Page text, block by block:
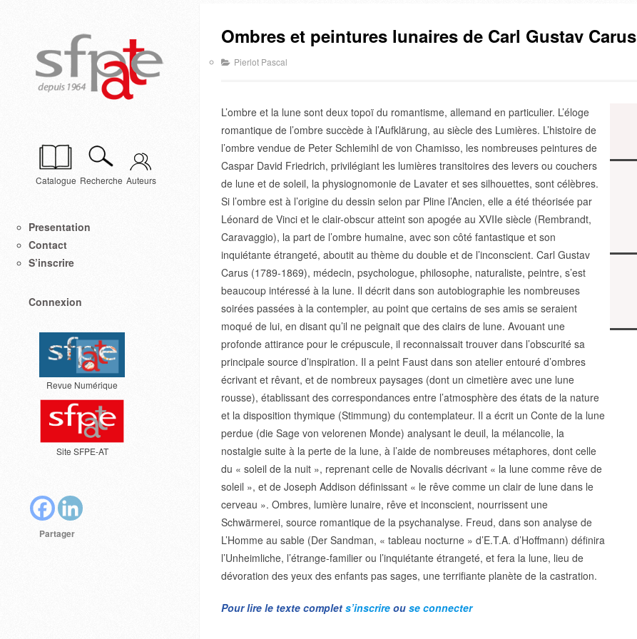
Catalogue Recherche Auteurs
Presentation
Contact
S’inscrire
Connexion
Revue Numérique
Site SFPE-AT
Partager
Ombres et peintures lunaires de Carl Gustav Carus
Pierlot Pascal
L’ombre et la lune sont deux topoï du romantisme, allemand en particulier. L’éloge
romantique de l’ombre succède à l’Aufklärung, au siècle des Lumières. L’histoire de
l’ombre vendue de Peter Schlemihl de von Chamisso, les nombreuses peintures de
Caspar David Friedrich, privilégiant les lumières transitoires des levers ou couchers
de lune et de soleil, la physiognomonie de Lavater et ses silhouettes, sont célèbres.
Si l’ombre est à l’origine du dessin selon par Pline l’Ancien, elle a été théorisée par
Léonard de Vinci et le clair-obscur atteint son apogée au XVIIe siècle (Rembrandt,
Caravaggio), la part de l’ombre humaine, avec son côté fantastique et son
inquiétante étrangeté, aboutit au thème du double et de l’inconscient. Carl Gustav
Carus (1789-1869), médecin, psychologue, philosophe, naturaliste, peintre, s’est
beaucoup intéressé à la lune. Il décrit dans son autobiographie les nombreuses
soirées passées à la contempler, au point que certains de ses amis se seraient
moqué de lui, en disant qu’il ne peignait que des clairs de lune. Avouant une
profonde attirance pour le crépuscule, il reconnaissait trouver dans l’obscurité sa
principale source d’inspiration. Il a peint Faust dans son atelier entouré d’ombres
écrivant et rêvant, et de nombreux paysages (dont un cimetière avec une lune
rousse), établissant des correspondances entre l’atmosphère des états de la nature
et la disposition thymique (Stimmung) du contemplateur. Il a écrit un Conte de la lune
perdue (die Sage von velorenen Monde) analysant le deuil, la mélancolie, la
nostalgie suite à la perte de la lune, à l’aide de nombreuses métaphores, dont celle
du « soleil de la nuit », reprenant celle de Novalis décrivant « la lune comme rêve de
soleil », et de Joseph Addison définissant « le rêve comme un clair de lune dans le
cerveau ». Ombres, lumière lunaire, rêve et inconscient, nourrissent une
Schwärmerei, source romantique de la psychanalyse. Freud, dans son analyse de
L’Homme au sable (Der Sandman, « tableau nocturne » d’E.T.A. d’Hoffmann) définira
l’Unheimliche, l’étrange-familier ou l’inquiétante étrangeté, et fera la lune, lieu de
dévoration des yeux des enfants pas sages, une terrifiante planète de la castration.
Pour lire le texte complet s’inscrire ou se connecter